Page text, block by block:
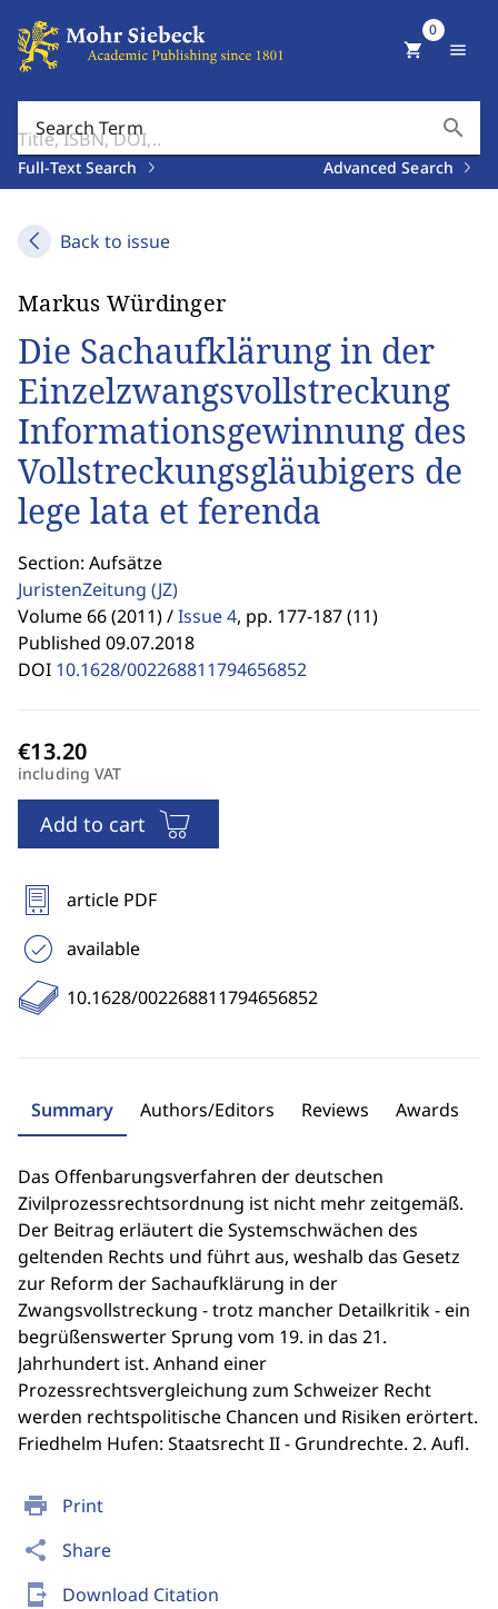
Search Term search
Full-Text Search Advanced Search
shopping_cart
0
menu
Back to issue
print Print
share Share
send_to_mobile Download Citation
Markus Würdinger
Die Sachaufklärung in der
Einzelzwangsvollstreckung
Informationsgewinnung des
Vollstreckungsgläubigers de
lege lata et ferenda
Section: Aufsätze
JuristenZeitung (JZ)
Volume 66 (2011) /Issue 4, pp. 177-187 (11)
Published 09.07.2018
DOI 10.1628/002268811794656852
including VAT
Add to cart
article PDF
available
10.1628/002268811794656852
Summary Authors/Editors Reviews Awards
Das Offenbarungsverfahren der deutschen
Zivilprozessrechtsordnung ist nicht mehr zeitgemäß.
Der Beitrag erläutert die Systemschwächen des
geltenden Rechts und führt aus, weshalb das Gesetz
zur Reform der Sachaufklärung in der
Zwangsvollstreckung - trotz mancher Detailkritik - ein
begrüßenswerter Sprung vom 19. in das 21.
Jahrhundert ist. Anhand einer
Prozessrechtsvergleichung zum Schweizer Recht
werden rechtspolitische Chancen und Risiken erörtert.
Friedhelm Hufen: Staatsrecht II - Grundrechte. 2. Aufl.